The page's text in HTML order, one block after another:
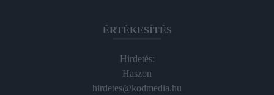
ÉRTÉKESÍTÉS
Hirdetés:
Haszon
hirdetes@kodmedia.hu